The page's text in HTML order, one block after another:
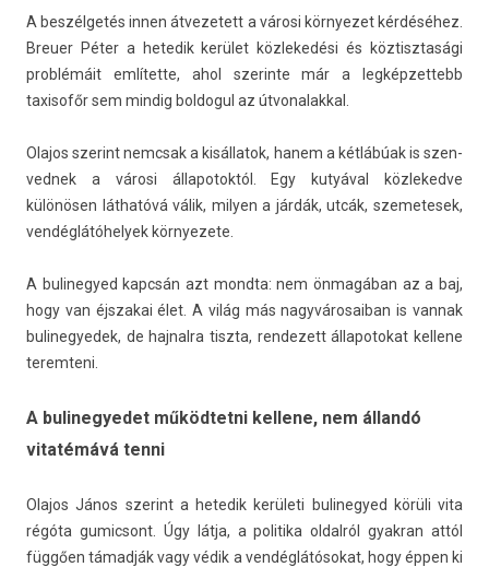
A beszélgetés innen átvezetett a városi kör­nyezet kérdéséhez.
Breu­er Péter a hetedik kerület köz­lekedési és köz­tisztasági
problémáit említette, ahol szerin­te már a leg­képzet­tebb
taxisofőr sem min­dig bol­dogul az útvonalakk­al.
Olajos szerint nemcsak a kisál­latok, hanem a kétlábúak is szen­
vednek a városi állapotok­tól. Egy kutyával köz­leked­ve
különösen láthatóvá válik, mily­en a járdák, utcák, szemetesek,
ven­déglátóhelyek kör­nyezete.
A bulinegyed kapcsán azt mondta: nem önmagában az a baj,
hogy van éjszakai élet. A világ más nagyvárosaiban is van­nak
bulinegyedek, de haj­nalra tiszta, re­ndezett állapotokat kel­lene
terem­teni.
A bulinegyedet működtetni kellene, nem állandó
vitatémává tenni
Olajos János szerint a hetedik kerületi bulinegyed körüli vita
régóta gumic­sont. Úgy látja, a politika ol­dalról gyak­ran attól
függően támadják vagy védik a vendéglátósokat, hogy éppen ki